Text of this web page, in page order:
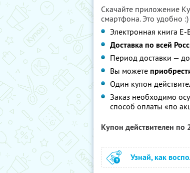
Скачайте приложение
смартфона. Это удобно :)
Электронная книга E-
Доставка по всей
Период доставки —
Вы можете
Один купон
Заказ необходимо
способ оплаты «по
Купон действителен по
Узнай, как